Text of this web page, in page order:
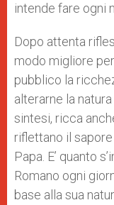
intende fare ogni
Dopo attenta
modo migliore
pubblico la
alterarne la
sintesi, ricca
riflettano il
Papa. E’ quanto
Romano ogni
base alla sua